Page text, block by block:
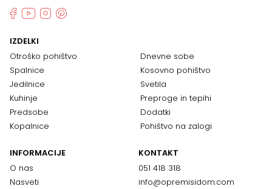
IZDELKI
Otroško pohištvo
Spalnice
Jedilnice
Kuhinje
Predsobe
Kopalnice
Dnevne sobe
Kosovno pohištvo
Svetila
Preproge in tepihi
Dodatki
Pohištvo na zalogi
INFORMACIJE
O nas
Nasveti
KONTAKT
051 418 318
info@opremisidom.com